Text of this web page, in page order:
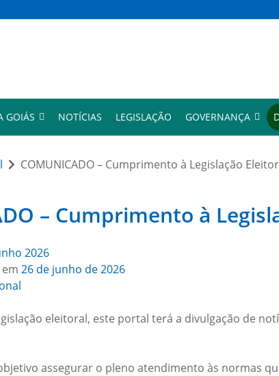
GOIÁS NOTÍCIAS LEGISLAÇÃO GOVERNANÇA
COMUNICADO – Cumprimento à Legislação
– Cumprimento à
2026
26 de junho de 2026
eleitoral, este portal terá a divulgação de
assegurar o pleno atendimento às normas